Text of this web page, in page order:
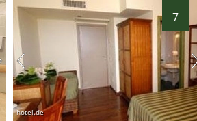
7
hotel.de